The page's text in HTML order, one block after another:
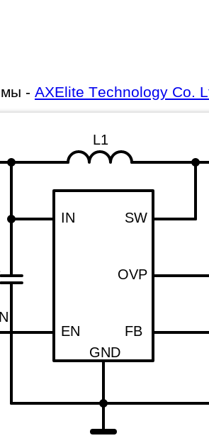
- AXElite Technology Co.
L1
IN
EN
GND
SW
FB
OVP